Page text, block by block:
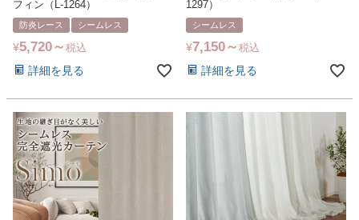
フィン（L-1264）
防炎レース シームレス
¥5,720 税込
詳細を見る
1297）
シームレス
¥7,150 税込
詳細を見る